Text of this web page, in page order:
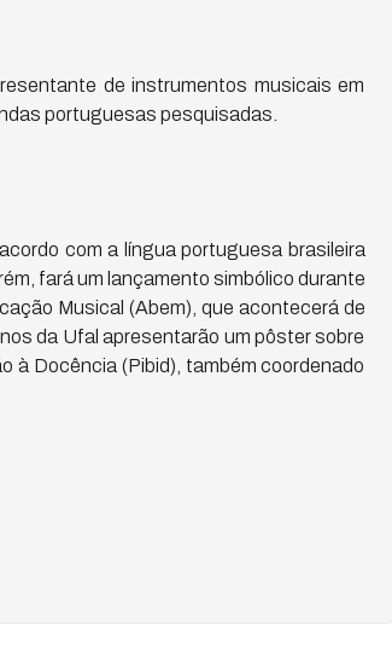
de instrumentos musicais em
portuguesas pesquisadas.
com a língua portuguesa brasileira
fará um lançamento simbólico durante
Musical (Abem), que acontecerá de
da Ufal apresentarão um pôster sobre
à Docência (Pibid), também coordenado